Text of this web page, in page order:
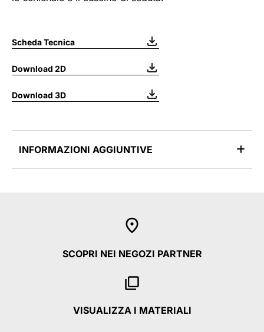
Scheda Tecnica
Download 2D
Download 3D
INFORMAZIONI AGGIUNTIVE
SCOPRI NEI NEGOZI PARTNER
VISUALIZZA I MATERIALI